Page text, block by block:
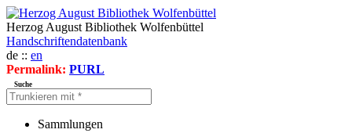
Herzog August Bibliothek Wolfenbüttel
Handschriftendatenbank
de :: en
Permalink: PURL
Suche
Sammlungen